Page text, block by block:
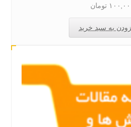
تومان
سبد خرید